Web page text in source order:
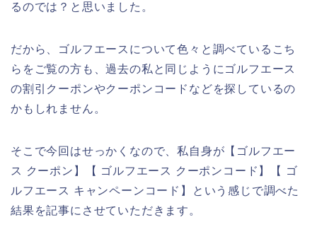
るのでは？と思いました。
だから、ゴルフエースについて色々と調べているこち
らをご覧の方も、過去の私と同じようにゴルフエース
の割引クーポンやクーポンコードなどを探しているの
かもしれません。
そこで今回はせっかくなので、私自身が【ゴルフエー
ス クーポン】【 ゴルフエース クーポンコード】【 ゴ
ルフエース キャンペーンコード】という感じで調べた
結果を記事にさせていただきます。